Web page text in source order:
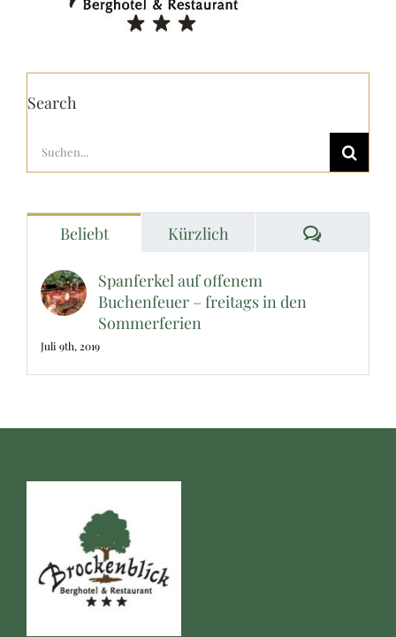
Search
Suche
nach:
Beliebt Kürzlich
Spanferkel auf offenem
Buchenfeuer – freitags in den
Sommerferien
Juli 9th, 2019